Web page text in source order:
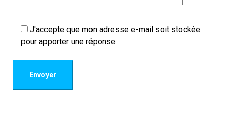
J'accepte que mon adresse e-mail soit stockée
pour apporter une réponse